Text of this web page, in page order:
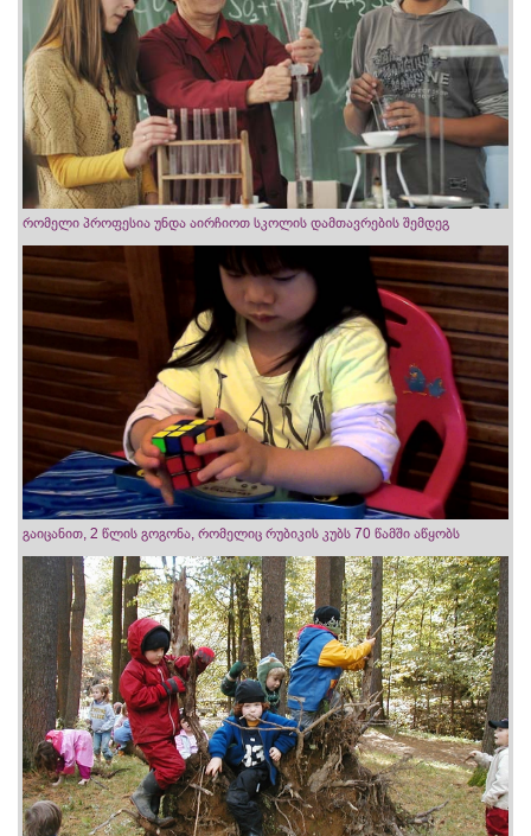
რომელი პროფესია უნდა აირჩიოთ სკოლის დამთავრების შემდეგ
გაიცანით, 2 წლის გოგონა, რომელიც რუბიკის კუბს 70 წამში აწყობს